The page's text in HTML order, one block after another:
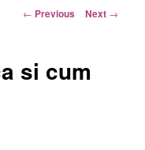
Post
← Previous Next →
si cum